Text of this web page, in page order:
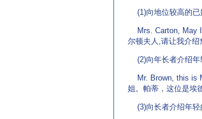
(1)向地位较高的已
Mrs. Carton, May I
尔顿夫人,请让我介绍
(2)向年长者介绍年
Mr. Brown, this is
姐。帕蒂，这位是埃
(3)向长者介绍年轻